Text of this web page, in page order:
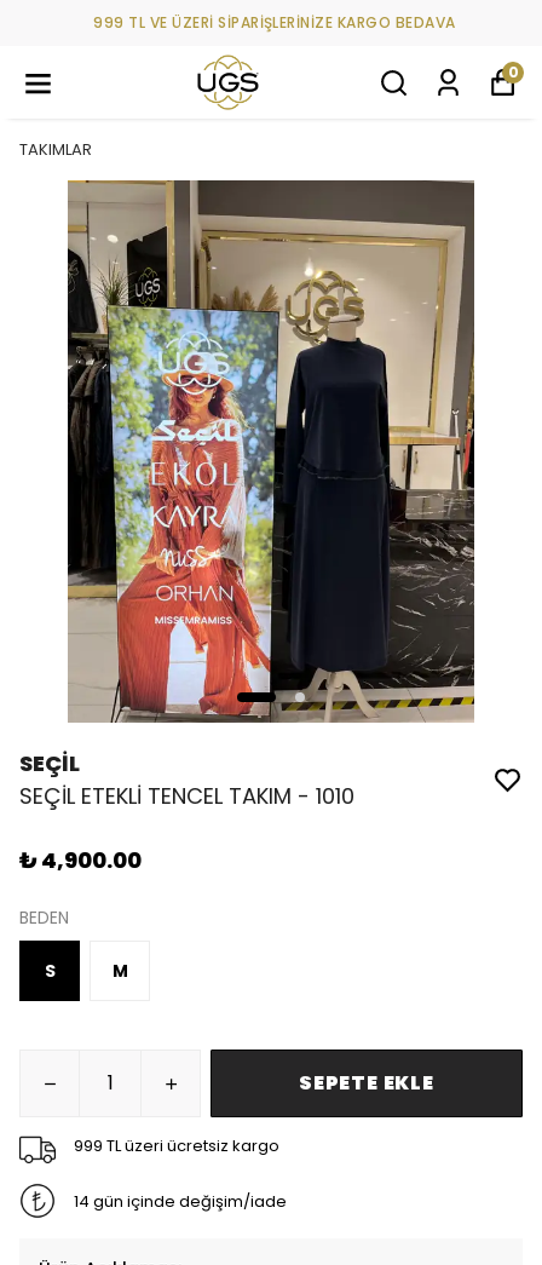
999 TL VE ÜZERİ SİPARİŞLERİNİZE KARGO BEDAVA
0
TAKIMLAR
SEÇİL
SEÇİL ETEKLİ TENCEL TAKIM - 1010
₺ 4,900.00
BEDEN
S M
SEPETE EKLE
999 TL üzeri ücretsiz kargo
14 gün içinde değişim/iade